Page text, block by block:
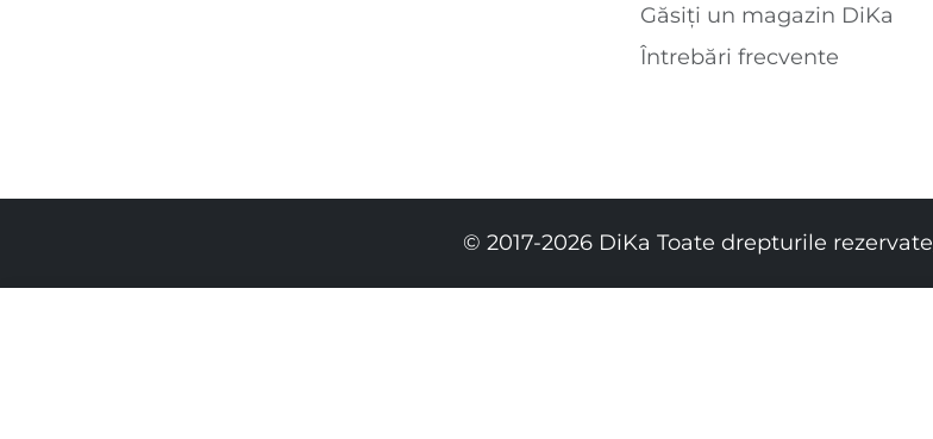
Găsiți un magazin DiKa
Întrebări frecvente
© 2017-2026 DiKa Toate drepturile rezervate